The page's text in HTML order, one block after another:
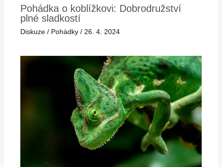
Pohádka o koblížkovi: Dobrodružství
plné sladkostí
Diskuze / Pohádky / 26. 4. 2024